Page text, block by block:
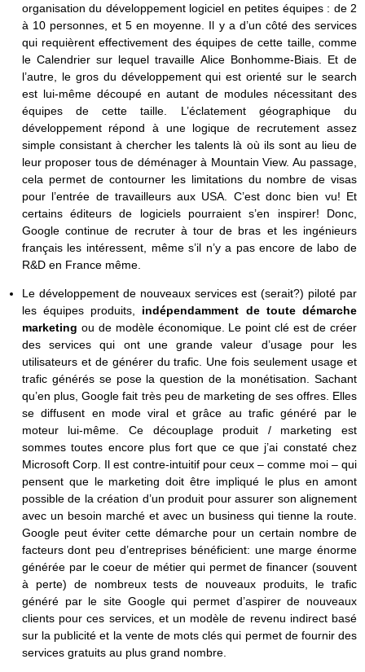
organisation du développement logiciel en petites équipes : de 2
à 10 personnes, et 5 en moyenne. Il y a d’un côté des services
qui requièrent effectivement des équipes de cette taille, comme
le Calendrier sur lequel travaille Alice Bonhomme-Biais. Et de
l’autre, le gros du développement qui est orienté sur le search
est lui-même découpé en autant de modules nécessitant des
équipes de cette taille. L’éclatement géographique du
développement répond à une logique de recrutement assez
simple consistant à chercher les talents là où ils sont au lieu de
leur proposer tous de déménager à Mountain View. Au passage,
cela permet de contourner les limitations du nombre de visas
pour l’entrée de travailleurs aux USA. C’est donc bien vu! Et
certains éditeurs de logiciels pourraient s’en inspirer! Donc,
Google continue de recruter à tour de bras et les ingénieurs
français les intéressent, même s’il n’y a pas encore de labo de
R&D en France même.
Le développement de nouveaux services est (serait?) piloté par
les équipes produits, indépendamment de toute démarche
marketing ou de modèle économique. Le point clé est de créer
des services qui ont une grande valeur d’usage pour les
utilisateurs et de générer du trafic. Une fois seulement usage et
trafic générés se pose la question de la monétisation. Sachant
qu’en plus, Google fait très peu de marketing de ses offres. Elles
se diffusent en mode viral et grâce au trafic généré par le
moteur lui-même. Ce découplage produit / marketing est
sommes toutes encore plus fort que ce que j’ai constaté chez
Microsoft Corp. Il est contre-intuitif pour ceux – comme moi – qui
pensent que le marketing doit être impliqué le plus en amont
possible de la création d’un produit pour assurer son alignement
avec un besoin marché et avec un business qui tienne la route.
Google peut éviter cette démarche pour un certain nombre de
facteurs dont peu d’entreprises bénéficient: une marge énorme
générée par le coeur de métier qui permet de financer (souvent
à perte) de nombreux tests de nouveaux produits, le trafic
généré par le site Google qui permet d’aspirer de nouveaux
clients pour ces services, et un modèle de revenu indirect basé
sur la publicité et la vente de mots clés qui permet de fournir des
services gratuits au plus grand nombre.